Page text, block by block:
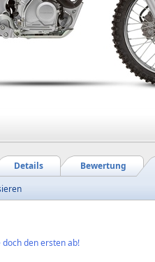
Bewertung
Details
doch den ersten ab!